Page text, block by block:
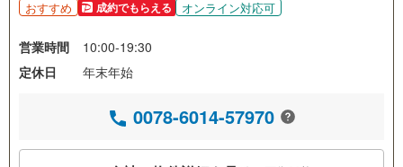
おすすめ 成約でもらえる オンライン対応可
営業時間
10:00-19:30
定休日
年末年始
0078-6014-57970